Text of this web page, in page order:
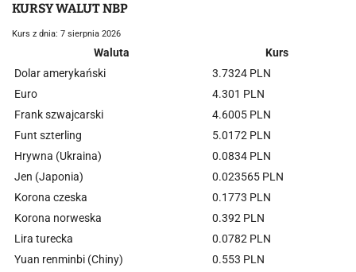
KURSY WALUT NBP
Kurs z dnia: 7 sierpnia 2026
Waluta
Kurs
Dolar amerykański
3.7324 PLN
Euro
4.301 PLN
Frank szwajcarski
4.6005 PLN
Funt szterling
5.0172 PLN
Hrywna (Ukraina)
0.0834 PLN
Jen (Japonia)
0.023565 PLN
Korona czeska
0.1773 PLN
Korona norweska
0.392 PLN
Lira turecka
0.0782 PLN
Yuan renminbi (Chiny)
0.553 PLN